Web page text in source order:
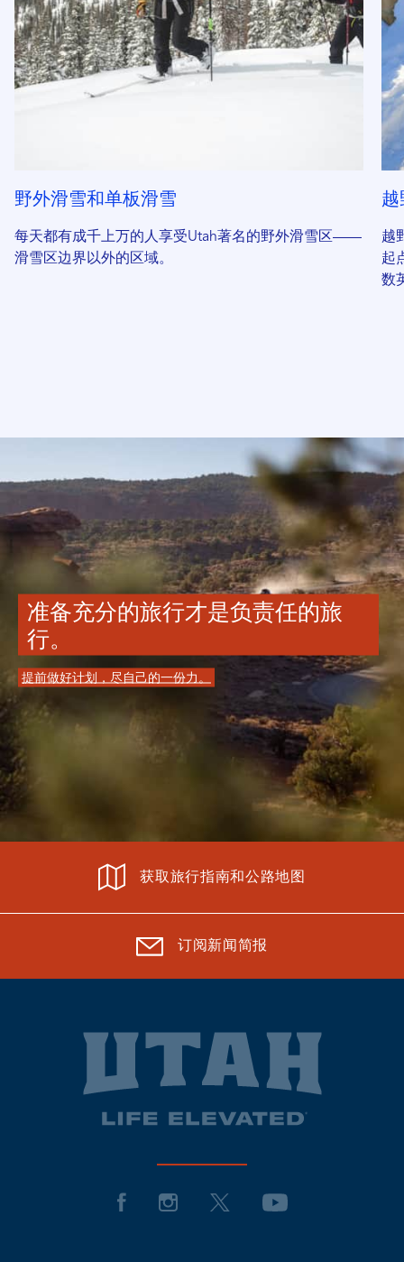
野外滑雪和单板滑雪
每天都有成千上万的人享受Utah著名的野外滑雪区——
滑雪区边界以外的区域。
越
起
数
准备充分的旅行才是负责任的旅
行。
提前做好计划，尽自己的一份力。
获取旅行指南和公路地图
订阅新闻简报